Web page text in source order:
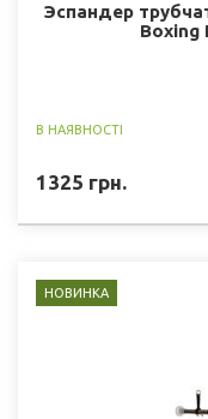
Эспандер
Boxing
В НАЯВНОСТІ
1325 грн.
НОВИНКА